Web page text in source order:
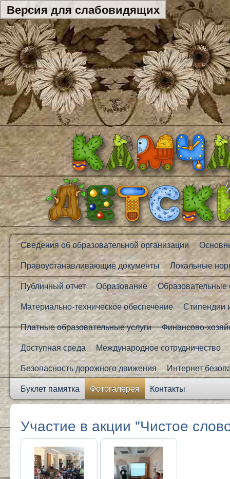
Версия для слабовидящих
Сведения об образовательной организации
Правоустанавливающие документы
Локальные
Публичный отчет
Образование
Образовательные
Материально-техническое обеспечение
Стипендии
Платные образовательные услуги
Финансово-
Доступная среда
Международное сотрудничество
Безопасность дорожного движения
Интернет
Буклет памятка
Фотогалерея Контакты
Участие в акции "Чистое